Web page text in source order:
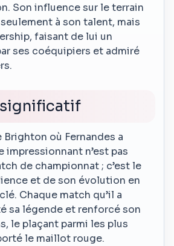
Son influence sur le terrain
à son talent, mais
faisant de lui un
ses coéquipiers et admiré
où Fernandes a
n’est pas
de championnat ; c’est le
et de son évolution en
Chaque match qu’il a
sa légende et renforcé son
le plaçant parmi les plus
le maillot rouge.